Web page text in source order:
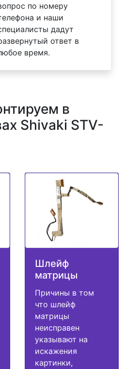
по номеру
и наши
дадут
ответ в
время.
в
Shivaki STV-
Шлейф
матрицы
Причины в том
что шлейф
матрицы
неисправен
указывают на
искажения
картинки,